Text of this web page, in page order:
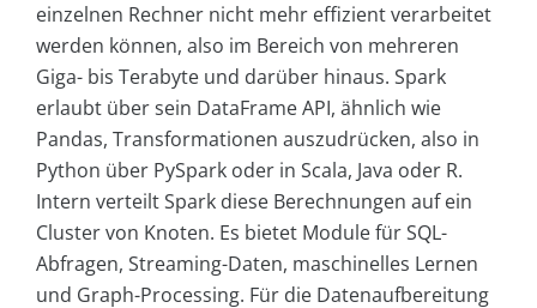
einzelnen Rechner nicht mehr effizient verarbeitet
werden können, also im Bereich von mehreren
Giga- bis Terabyte und darüber hinaus. Spark
erlaubt über sein DataFrame API, ähnlich wie
Pandas, Transformationen auszudrücken, also in
Python über PySpark oder in Scala, Java oder R.
Intern verteilt Spark diese Berechnungen auf ein
Cluster von Knoten. Es bietet Module für SQL-
Abfragen, Streaming-Daten, maschinelles Lernen
und Graph-Processing. Für die Datenaufbereitung